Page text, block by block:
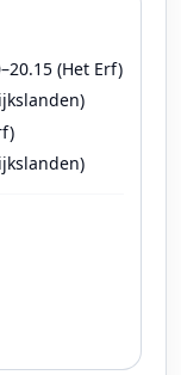
(Het Erf)